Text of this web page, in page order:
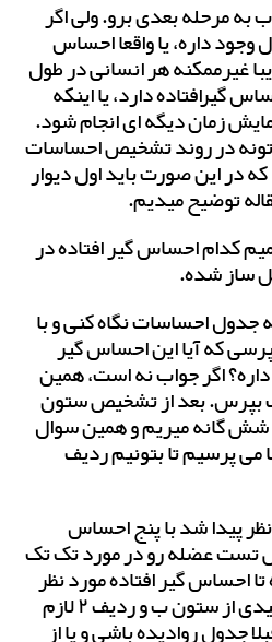
مرحله بعدی برو. ولی اگر
وجود داره، یا واقعا احساس
غیرممکنه هر انسانی در طول
خود حداقل ۳۰۰ احساس گیرافتاده دارد، یا اینکه
زمان دیگه ای انجام شود.
تونه در روند تشخیص احساسات
که در این صورت باید اول دیوار
توضیح میدیم.
کدام احساس گیر افتاده در
ساز شده.
جدول احساسات نگاه کنی و با
که آیا این احساس گیر
اگر جواب نه است، همین
بپرس. بعد از تشخیص ستون
شش گانه میریم و همین سوال
پرسیم تا بتونیم ردیف
پیدا شد با پنج احساس
تست عضله رو در مورد تک تک
احساس گیر افتاده مورد نظر
پیدا شه. مثلا احساس نومیدی از ستون ب و ردیف ۲ لازم
جدول روادیده باشی و یا از